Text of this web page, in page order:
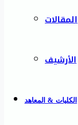
المقالات
الأرشيف
الكليات & المعاهد